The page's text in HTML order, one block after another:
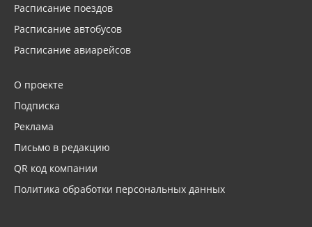
Расписание поездов
Расписание автобусов
Расписание авиарейсов
О проекте
Подписка
Реклама
Письмо в редакцию
QR код компании
Политика обработки персональных данных